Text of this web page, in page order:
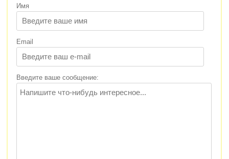
Имя
Email
Введите ваше сообщение: